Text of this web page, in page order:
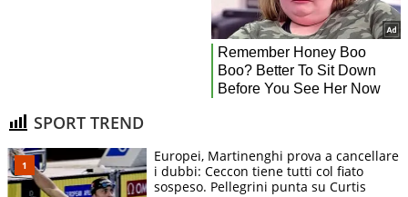
SPORT TREND
Europei, Martinenghi prova a cancellare
i dubbi: Ceccon tiene tutti col fiato
sospeso. Pellegrini punta su Curtis